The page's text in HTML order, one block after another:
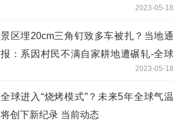
2023-05-18
景区埋20cm三角钉致多车被扎？当地通
报：系因村民不满自家耕地遭碾轧-全球
2023-05-18
全球进入“烧烤模式”？未来5年全球气温
将创下新纪录 当前动态